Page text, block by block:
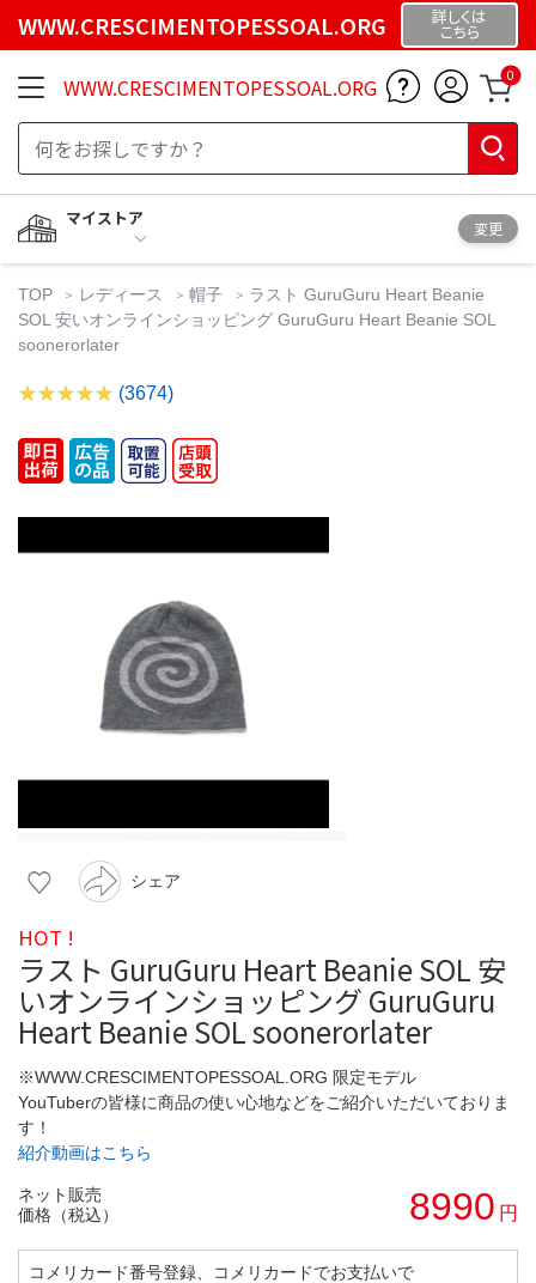
WWW.CRESCIMENTOPESSOAL.ORG 詳しくは
こちら
WWW.CRESCIMENTOPESSOAL.ORG 0
マイストア
変更
TOP レディース 帽子
ラスト GuruGuru Heart Beanie
SOL 安いオンラインショッピング GuruGuru Heart Beanie SOL
soonerorlater
(3674)
シェア
HOT !
ラスト GuruGuru Heart Beanie SOL 安
いオンラインショッピング GuruGuru
Heart Beanie SOL soonerorlater
※WWW.CRESCIMENTOPESSOAL.ORG 限定モデル
YouTuberの皆様に商品の使い心地などをご紹介いただいておりま
す！
紹介動画はこちら
ネット販売
価格（税込）
8990 円
コメリカード番号登録、コメリカードでお支払いで